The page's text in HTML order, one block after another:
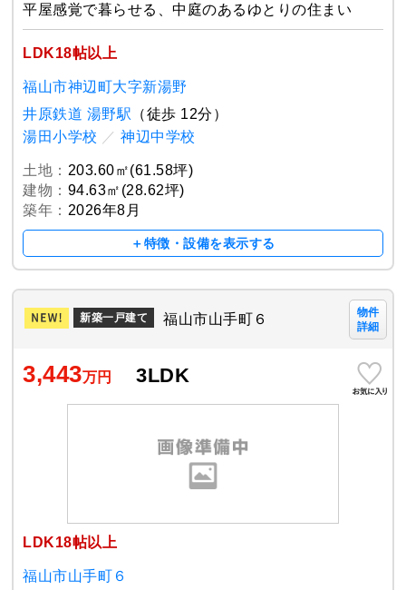
平屋感覚で暮らせる、中庭のあるゆとりの住まい
LDK18帖以上
福山市神辺町大字新湯野
井原鉄道 湯野駅 （徒歩 12分）
湯田小学校 ／ 神辺中学校
土地： 203.60㎡(61.58坪)
建物： 94.63㎡(28.62坪)
築年： 2026年8月
＋特徴・設備を表示する
新築一戸建て 福山市山手町６
物件
詳細
3,443万円 3LDK
LDK18帖以上
福山市山手町６